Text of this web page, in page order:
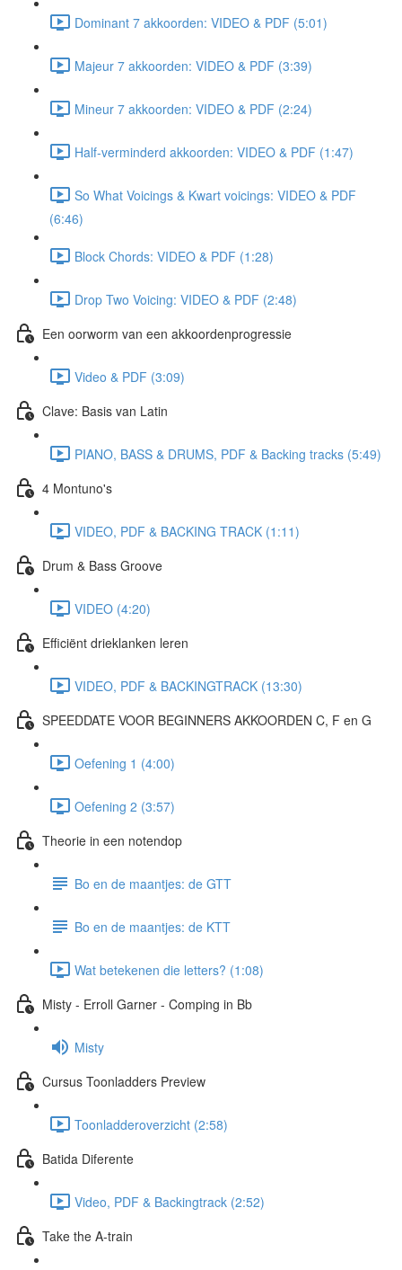
Dominant 7 akkoorden: VIDEO & PDF (5:01)
Majeur 7 akkoorden: VIDEO & PDF (3:39)
Mineur 7 akkoorden: VIDEO & PDF (2:24)
Half-verminderd akkoorden: VIDEO & PDF (1:47)
So What Voicings & Kwart voicings: VIDEO & PDF
(6:46)
Block Chords: VIDEO & PDF (1:28)
Drop Two Voicing: VIDEO & PDF (2:48)
Een oorworm van een akkoordenprogressie
Video & PDF (3:09)
Clave: Basis van Latin
PIANO, BASS & DRUMS, PDF & Backing tracks (5:49)
4 Montuno's
VIDEO, PDF & BACKING TRACK (1:11)
Drum & Bass Groove
VIDEO (4:20)
Efficiënt drieklanken leren
VIDEO, PDF & BACKINGTRACK (13:30)
SPEEDDATE VOOR BEGINNERS AKKOORDEN C, F en G
Oefening 1 (4:00)
Oefening 2 (3:57)
Theorie in een notendop
Bo en de maantjes: de GTT
Bo en de maantjes: de KTT
Wat betekenen die letters? (1:08)
Misty - Erroll Garner - Comping in Bb
Misty
Cursus Toonladders Preview
Toonladderoverzicht (2:58)
Batida Diferente
Video, PDF & Backingtrack (2:52)
Take the A-train